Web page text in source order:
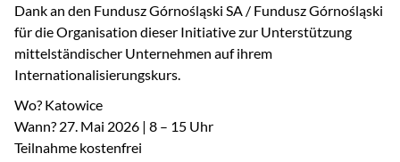
Dank an den Fundusz Górnośląski SA / Fundusz Górnośląski
für die Organisation dieser Initiative zur Unterstützung
mittelständischer Unternehmen auf ihrem
Internationalisierungskurs.
Wo? Katowice
Wann? 27. Mai 2026 | 8 – 15 Uhr
Teilnahme kostenfrei